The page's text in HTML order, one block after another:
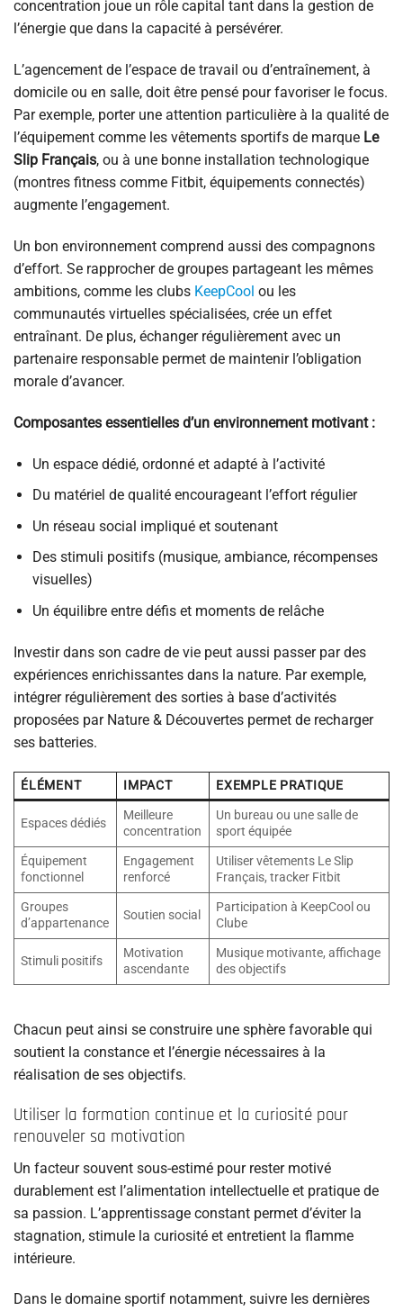
concentration joue un rôle capital tant dans la gestion de
l’énergie que dans la capacité à persévérer.
L’agencement de l’espace de travail ou d’entraînement, à
domicile ou en salle, doit être pensé pour favoriser le focus.
Par exemple, porter une attention particulière à la qualité de
l’équipement comme les vêtements sportifs de marque Le
Slip Français, ou à une bonne installation technologique
(montres fitness comme Fitbit, équipements connectés)
augmente l’engagement.
Un bon environnement comprend aussi des compagnons
d’effort. Se rapprocher de groupes partageant les mêmes
ambitions, comme les clubs KeepCool ou les
communautés virtuelles spécialisées, crée un effet
entraînant. De plus, échanger régulièrement avec un
partenaire responsable permet de maintenir l’obligation
morale d’avancer.
Composantes essentielles d’un environnement motivant :
Un espace dédié, ordonné et adapté à l’activité
Du matériel de qualité encourageant l’effort régulier
Un réseau social impliqué et soutenant
Des stimuli positifs (musique, ambiance, récompenses
visuelles)
Un équilibre entre défis et moments de relâche
Investir dans son cadre de vie peut aussi passer par des
expériences enrichissantes dans la nature. Par exemple,
intégrer régulièrement des sorties à base d’activités
proposées par Nature & Découvertes permet de recharger
ses batteries.
ÉLÉMENT IMPACT EXEMPLE PRATIQUE
Espaces dédiés
Meilleure
concentration
Un bureau ou une salle de
sport équipée
Équipement
fonctionnel
Engagement
renforcé
Utiliser vêtements Le Slip
Français, tracker Fitbit
Groupes
d’appartenance
Soutien social
Participation à KeepCool ou
Clube
Stimuli positifs
Motivation
ascendante
Musique motivante, affichage
des objectifs
Chacun peut ainsi se construire une sphère favorable qui
soutient la constance et l’énergie nécessaires à la
réalisation de ses objectifs.
Utiliser la formation continue et la curiosité pour
renouveler sa motivation
Un facteur souvent sous-estimé pour rester motivé
durablement est l’alimentation intellectuelle et pratique de
sa passion. L’apprentissage constant permet d’éviter la
stagnation, stimule la curiosité et entretient la flamme
intérieure.
Dans le domaine sportif notamment, suivre les dernières